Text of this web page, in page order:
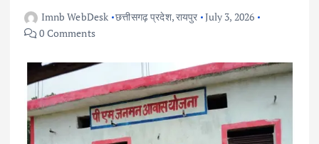
Imnb WebDesk छत्तीसगढ़ प्रदेश,रायपुर July 3, 2026
0 Comments